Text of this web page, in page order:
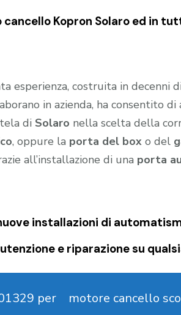
Kopron Solaro ed in
esperienza, costruita in
in azienda, ha consentito
di Solaro nella scelta della
, oppure la porta del box o del
all’installazione di una porta
installazioni di
e riparazione su
per motore cancello